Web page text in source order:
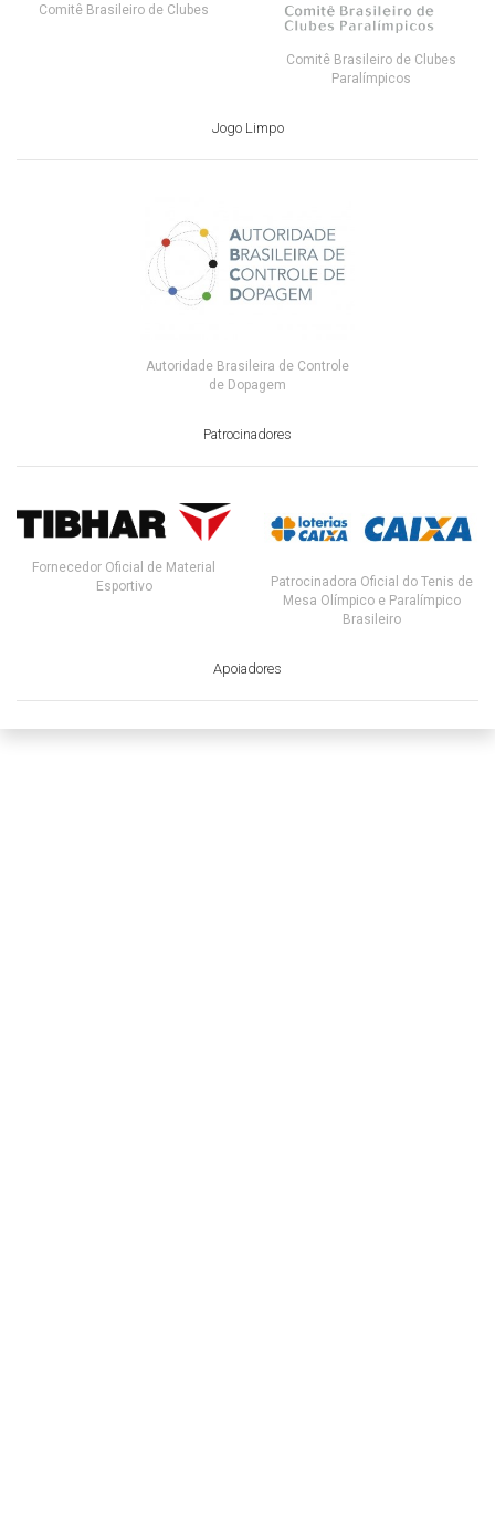
Comitê Brasileiro de Clubes
Comitê Brasileiro de Clubes
Paralímpicos
Jogo Limpo
Autoridade Brasileira de Controle
de Dopagem
Patrocinadores
Fornecedor Oficial de Material
Esportivo
Patrocinadora Oficial do Tenis de
Mesa Olímpico e Paralímpico
Brasileiro
Apoiadores